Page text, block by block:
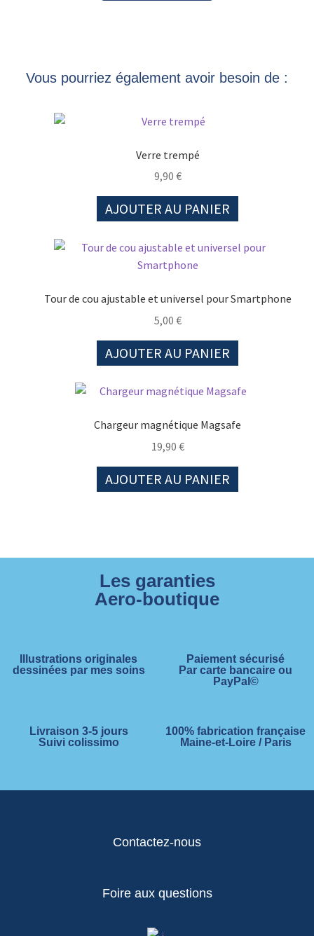
Vous pourriez également avoir besoin de :
Verre trempé
9,90 €
AJOUTER AU PANIER
Tour de cou ajustable et universel pour Smartphone
5,00 €
AJOUTER AU PANIER
Chargeur magnétique Magsafe
19,90 €
AJOUTER AU PANIER
Les garanties
Aero-boutique
Illustrations originales
dessinées par mes soins
Paiement sécurisé
Par carte bancaire ou
PayPal©
Livraison 3-5 jours
Suivi colissimo
100% fabrication française
Maine-et-Loire / Paris
Contactez-nous
Foire aux questions